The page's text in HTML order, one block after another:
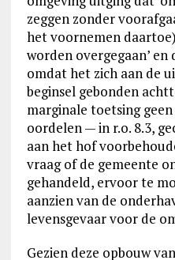
zeggen zonder
het voornemen
worden overgegaan’
omdat het zich aan de
beginsel gebonden
marginale toetsing
oordelen — in r.o. 8.3,
aan het hof
vraag of de gemeente
gehandeld, ervoor te
aanzien van de
levensgevaar voor de
Gezien deze opbouw